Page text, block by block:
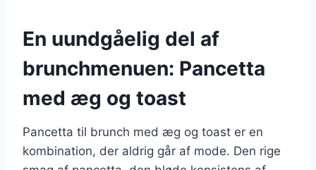
En uundgåelig del af
brunchmenuen: Pancetta
med æg og toast
Pancetta til brunch med æg og toast er en
kombination, der aldrig går af mode. Den rige